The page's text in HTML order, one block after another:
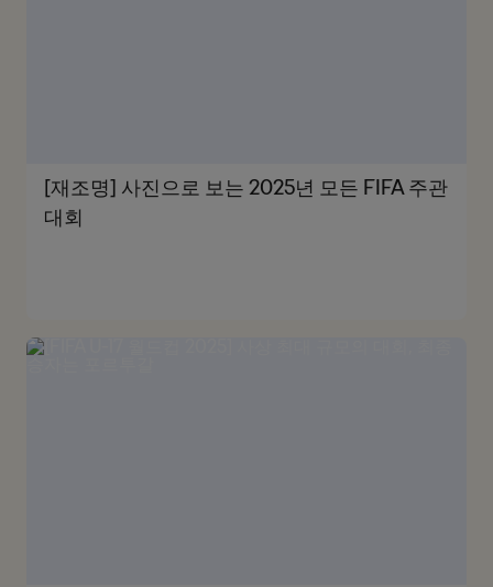
[재조명] 사진으로 보는 2025년 모든 FIFA 주관
대회